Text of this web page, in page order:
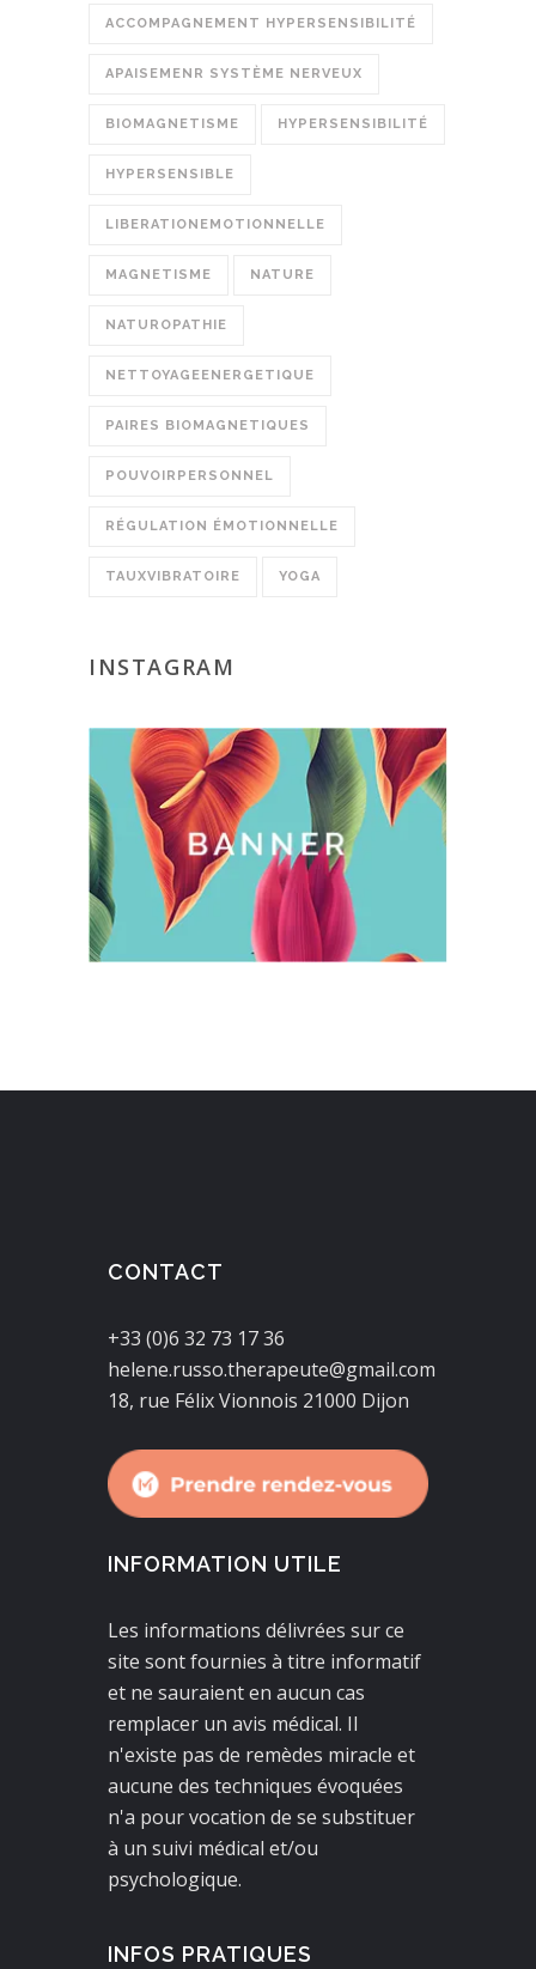
ACCOMPAGNEMENT HYPERSENSIBILITÉ
APAISEMENR SYSTÈME NERVEUX
BIOMAGNETISME HYPERSENSIBILITÉ
HYPERSENSIBLE
LIBERATIONEMOTIONNELLE
MAGNETISME NATURE
NATUROPATHIE
NETTOYAGEENERGETIQUE
PAIRES BIOMAGNETIQUES
POUVOIRPERSONNEL
RÉGULATION ÉMOTIONNELLE
TAUXVIBRATOIRE YOGA
INSTAGRAM
CONTACT
+33 (0)6 32 73 17 36
helene.russo.therapeute@gmail.com
18, rue Félix Vionnois 21000 Dijon
INFORMATION UTILE
Les informations délivrées sur ce
site sont fournies à titre informatif
et ne sauraient en aucun cas
remplacer un avis médical. Il
n'existe pas de remèdes miracle et
aucune des techniques évoquées
n'a pour vocation de se substituer
à un suivi médical et/ou
psychologique.
INFOS PRATIQUES